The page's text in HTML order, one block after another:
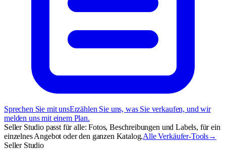
Sprechen Sie mit unsErzählen Sie uns, was Sie verkaufen, und wir
melden uns mit einem Plan.
Seller Studio passt für alle: Fotos, Beschreibungen und Labels, für ein
einzelnes Angebot oder den ganzen Katalog.Alle Verkäufer-Tools→
Seller Studio